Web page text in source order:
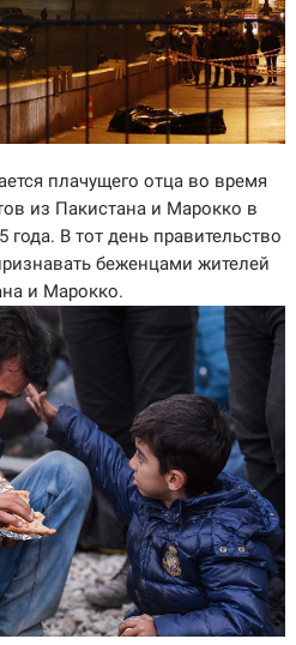
плачущего отца во время
из Пакистана и Марокко в
В тот день правительство
беженцами жителей
и Марокко.